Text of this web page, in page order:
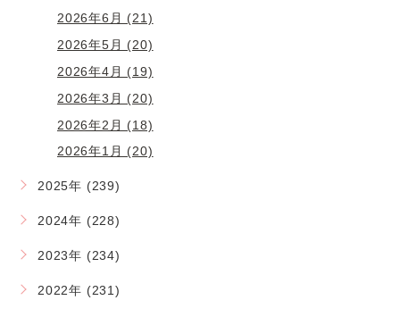
2026年6月 (21)
2026年5月 (20)
2026年4月 (19)
2026年3月 (20)
2026年2月 (18)
2026年1月 (20)
2025年 (239)
2024年 (228)
2023年 (234)
2022年 (231)